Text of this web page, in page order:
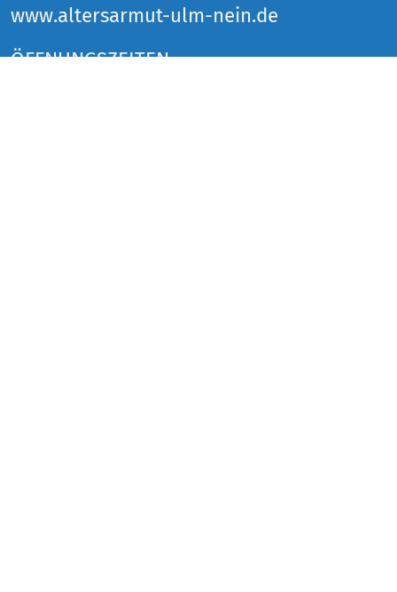
www.altersarmut-ulm-nein.de
ÖFFNUNGSZEITEN